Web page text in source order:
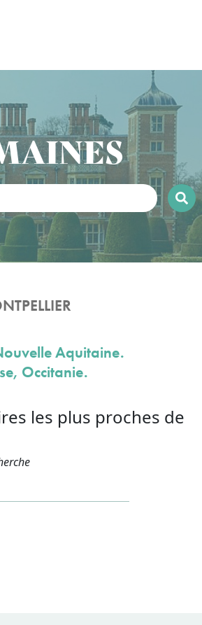
Aquitaine.
Occitanie.
les plus proches de